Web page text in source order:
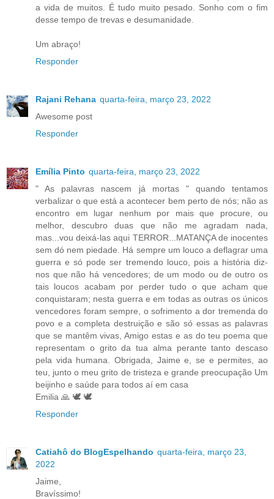
a vida de muitos. É tudo muito pesado. Sonho com o fim
desse tempo de trevas e desumanidade.
Um abraço!
Responder
Rajani Rehana quarta-feira, março 23, 2022
Awesome post
Responder
Emília Pinto quarta-feira, março 23, 2022
" As palavras nascem já mortas " quando tentamos
verbalizar o que está a acontecer bem perto de nós; não as
encontro em lugar nenhum por mais que procure, ou
melhor, descubro duas que não me agradam nada,
mas...vou deixá-las aqui TERROR...MATANÇA de inocentes
sem dó nem piedade. Há sempre um louco a deflagrar uma
guerra e só pode ser tremendo louco, pois a história diz-
nos que não há vencedores; de um modo ou de outro os
tais loucos acabam por perder tudo o que acham que
conquistaram; nesta guerra e em todas as outras os únicos
vencedores foram sempre, o sofrimento a dor tremenda do
povo e a completa destruição e são só essas as palavras
que se mantêm vivas, Amigo estas e as do teu poema que
representam o grito da tua alma perante tanto descaso
pela vida humana. Obrigada, Jaime e, se e permites, ao
teu, junto o meu grito de tristeza e grande preocupação Um
beijinho e saúde para todos aí em casa
Emilia 🙏 🕊 🕊
Responder
Catiahô do BlogEspelhando quarta-feira, março 23,
2022
Jaime,
Bravíssimo!